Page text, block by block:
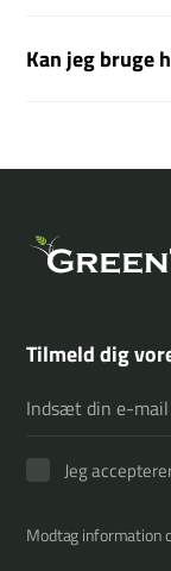
Kan jeg bruge
Tilmeld dig
Jeg
Modtag information